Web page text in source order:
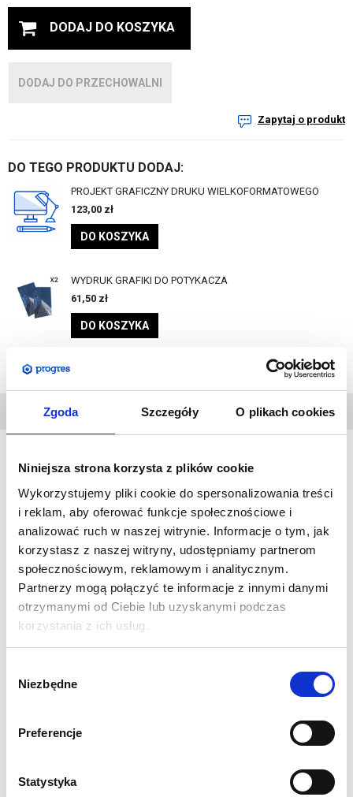
Zgoda Szczegóły O plikach cookies
Niniejsza strona korzysta z plików cookie
Wykorzystujemy pliki cookie do spersonalizowania treści
i reklam, aby oferować funkcje społecznościowe i
analizować ruch w naszej witrynie. Informacje o tym, jak
korzystasz z naszej witryny, udostępniamy partnerom
społecznościowym, reklamowym i analitycznym.
Partnerzy mogą połączyć te informacje z innymi danymi
otrzymanymi od Ciebie lub uzyskanymi podczas
korzystania z ich usług.
zgody
Niezbędne
Preferencje
Statystyka
DODAJ DO KOSZYKA
DODAJ DO PRZECHOWALNI
Zapytaj o produkt
DO TEGO PRODUKTU DODAJ:
PROJEKT GRAFICZNY DRUKU WIELKOFORMATOWEGO
123,00 zł
DO KOSZYKA
WYDRUK GRAFIKI DO POTYKACZA
61,50 zł
DO KOSZYKA
DANE
TECHNICZNE
wykonana z metalu. Również plecy potykacza to
galwanizowana, stalowa płyta. Dzięki temu, potykacz może
być stosowany na zewnątrz, ale w ograniczonych warunkach
siły wiatru. Plakat zatrzaskiwany jest na zasadzie ramki OWZ.
Gruba osłona przykrywająca plakat posiada filtr UV, który
zabezpiecza wydruk przed utratą kolorów pod wpływem
promieni słonecznych.
Znakomita jakość w stosunku do ceny.
Ocynkowane plecy sprawiają, że produkt jest niezwykle
wytrzymały i stabilny.
Folia ochronna UV.